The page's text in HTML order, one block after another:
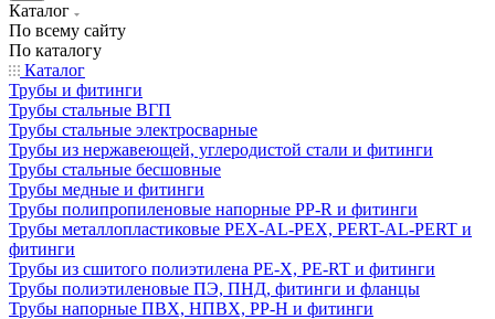
Каталог
По всему сайту
По каталогу
Каталог
Трубы и фитинги
Трубы стальные ВГП
Трубы стальные электросварные
Трубы из нержавеющей, углеродистой стали и фитинги
Трубы стальные бесшовные
Трубы медные и фитинги
Трубы полипропиленовые напорные PP-R и фитинги
Трубы металлопластиковые PEX-AL-PEX, PERT-AL-PERT и
фитинги
Трубы из сшитого полиэтилена PE-X, PE-RT и фитинги
Трубы полиэтиленовые ПЭ, ПНД, фитинги и фланцы
Трубы напорные ПВХ, НПВХ, PP-H и фитинги